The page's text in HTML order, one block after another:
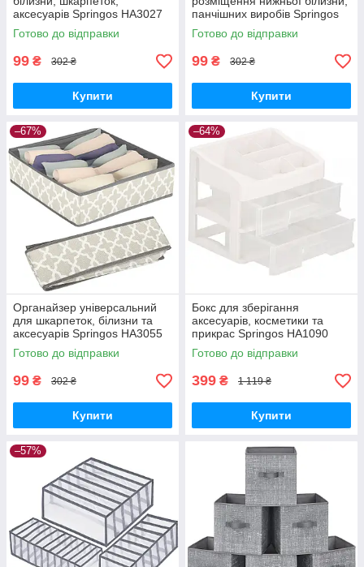
аксесуарів Springos HA3027
GoodPlace -worry-free-
shopping-
Готово до відправки
99 ₴ 302 ₴
Купити
панчішних виробів Springos
HA3026 GoodPlace -worry-
free-shopping-
Готово до відправки
99 ₴ 302 ₴
Купити
–67%
Органайзер універсальний
для шкарпеток, білизни та
аксесуарів Springos HA3055
GoodPlace -worry-free-
shopping-
Готово до відправки
99 ₴ 302 ₴
Купити
–64%
Бокс для зберігання
аксесуарів, косметики та
прикрас Springos HA1090
GoodPlace -worry-free-
shopping-
Готово до відправки
399 ₴ 1 119 ₴
Купити
–57%